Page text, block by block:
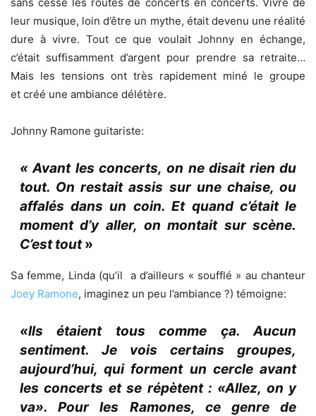
leur musique, loin d’être un mythe, était devenu une réalité
dure à vivre. Tout ce que voulait Johnny en échange,
c’était suffisamment d’argent pour prendre sa retraite…
Mais les tensions ont très rapidement miné le groupe
et créé une ambiance délétère.
Johnny Ramone guitariste:
« Avant les concerts, on ne disait rien du
tout. On restait assis sur une chaise, ou
affalés dans un coin. Et quand c’était le
moment d’y aller, on montait sur scène.
C’est tout»
Sa femme, Linda (qu’il a d’ailleurs « soufflé » au chanteur
Joey Ramone, imaginez un peu l’ambiance ?) témoigne:
«Ils étaient tous comme ça. Aucun
sentiment. Je vois certains groupes,
aujourd’hui, qui forment un cercle avant
les concerts et se répètent : «Allez, on y
va». Pour les Ramones, ce genre de